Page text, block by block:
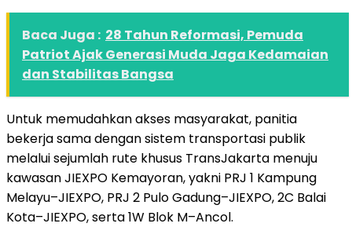
Baca Juga : 28 Tahun Reformasi, Pemuda
Patriot Ajak Generasi Muda Jaga Kedamaian
dan Stabilitas Bangsa
Untuk memudahkan akses masyarakat, panitia
bekerja sama dengan sistem transportasi publik
melalui sejumlah rute khusus TransJakarta menuju
kawasan JIEXPO Kemayoran, yakni PRJ 1 Kampung
Melayu–JIEXPO, PRJ 2 Pulo Gadung–JIEXPO, 2C Balai
Kota–JIEXPO, serta 1W Blok M–Ancol.